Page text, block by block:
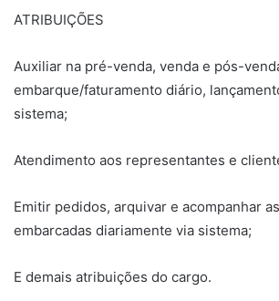
ATRIBUIÇÕES
Auxiliar na pré-venda, venda e pós-
embarque/faturamento diário,
sistema;
Atendimento aos representantes e
Emitir pedidos, arquivar e acompanhar
embarcadas diariamente via sistema;
E demais atribuições do cargo.